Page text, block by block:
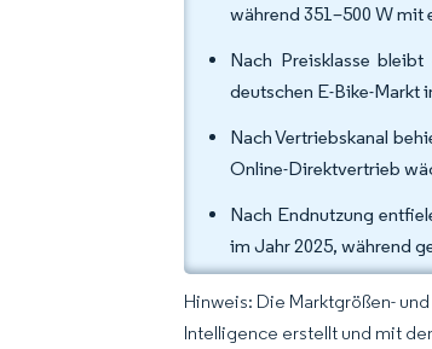
während 351–500 W mit
Nach Preisklasse
deutschen E-Bike-Markt
Nach Vertriebskanal
Online-Direktvertrieb
Nach Endnutzung
im Jahr 2025, während
Hinweis: Die Marktgrößen-
Intelligence erstellt und mit